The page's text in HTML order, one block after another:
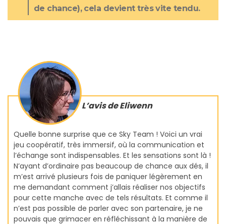
de chance), cela devient très vite tendu.
L’avis de Eliwenn
Quelle bonne surprise que ce Sky Team ! Voici un vrai
jeu coopératif, très immersif, où la communication et
l’échange sont indispensables. Et les sensations sont là !
N’ayant d’ordinaire pas beaucoup de chance aux dés, il
m’est arrivé plusieurs fois de paniquer légèrement en
me demandant comment j’allais réaliser nos objectifs
pour cette manche avec de tels résultats. Et comme il
n’est pas possible de parler avec son partenaire, je ne
pouvais que grimacer en réfléchissant à la manière de